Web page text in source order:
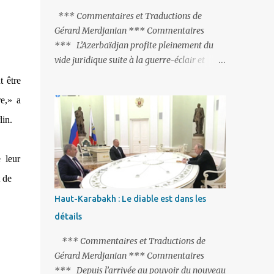
être
a
leur
de
peine de mort est rétablie ; Et des menaces
non voilées envers les Etats-Unis : «Si Gülen
n'est pas extradé, les États-Unis sacrifieront
les relations bilatérales à cause de ce
*** Commentaires et Traductions de
Gérard Merdjanian *** Commentaires
*** L’Azerbaïdjan profite pleinement du
vide juridique suite à la guerre-éclair et
frontière entre l’Arménie et la Turquie
(268km) est essentiellement gardée par des
gardes-frontière russes rattachés à la base
militaire russe 102 de Gumri. On ne sait
jamais si l’envie prenait au zigoto d’en face
d’envoyer ses chars sur Erevan (1). Si les
221km de frontière avec le Nakhitchevan,
pas de problèmes majeurs, il n’en est pas de
même des 566km avec l’Azerbaïdjan. Bakou,
profitant de la faiblesse de l’Arménie et
surtout du fait que ce sont exclusivement des
Haut-Karabakh : Le diable est dans les
détails
*** Commentaires et Traductions de
Gérard Merdjanian *** Commentaires
*** Depuis l’arrivée au pouvoir du nouveau